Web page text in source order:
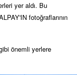
yer aldı. Bu
fotoğraflarının
önemli yerlere